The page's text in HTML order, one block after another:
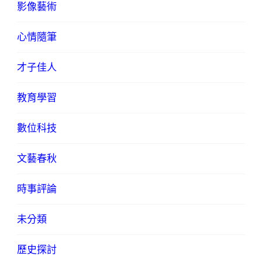
影像藝術
心情隨筆
才子佳人
教育學習
數位科技
文藝春秋
時事評論
未分類
歷史探討